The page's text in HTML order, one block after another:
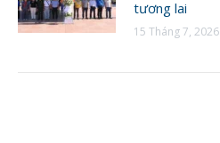
tương lai
15 Tháng 7, 2026